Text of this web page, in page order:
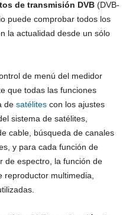
de transmisión DVB (DVB-
puede comprobar todos los
la actualidad desde un sólo
de menú del medidor
que todas las funciones
de satélites con los ajustes
sistema de satélites,
cable, búsqueda de canales
y para cada función de
de espectro, la función de
multimedia,